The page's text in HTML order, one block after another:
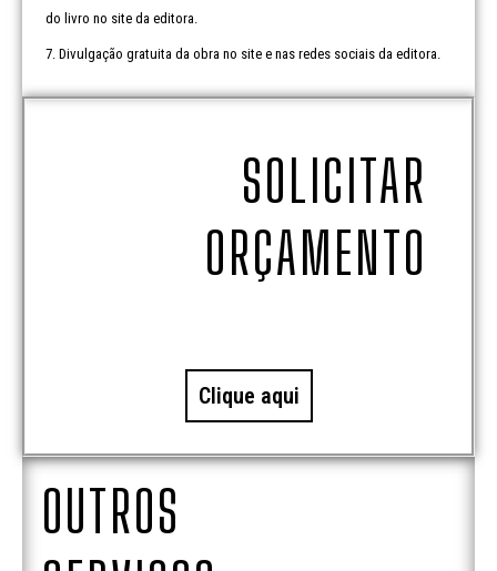
do livro no site da editora.
7. Divulgação gratuita da obra no site e nas redes sociais da editora.
SOLICITAR
ORÇAMENTO
Clique aqui
OUTROS